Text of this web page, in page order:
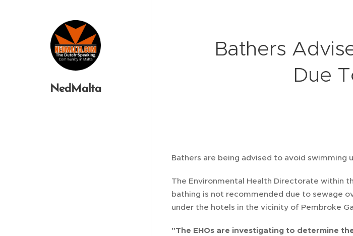
NedMalta
Bathers
Due
Bathers are being advised to avoid
The Environmental Health Directorate within
bathing is not recommended due to sewage
under the hotels in the vicinity of Pembroke
"The EHOs are investigating to determine